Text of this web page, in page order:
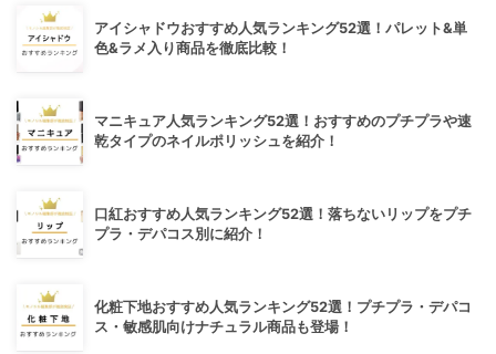
アイシャドウおすすめ人気ランキング52選！パレット&単
色&ラメ入り商品を徹底比較！
マニキュア人気ランキング52選！おすすめのプチプラや速
乾タイプのネイルポリッシュを紹介！
口紅おすすめ人気ランキング52選！落ちないリップをプチ
プラ・デパコス別に紹介！
化粧下地おすすめ人気ランキング52選！プチプラ・デパコ
ス・敏感肌向けナチュラル商品も登場！